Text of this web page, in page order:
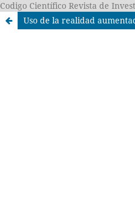
Codigo Científico Revista de
Uso de la realidad